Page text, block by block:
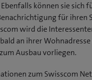
können sie sich
für ihren
wird die
an ihrer Wohnadresse
Ausbau vorliegen.
zum Swisscom